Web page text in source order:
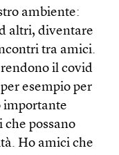
ambiente:
altri, diventare
tra amici.
il covid
esempio per
importante
possano
Ho amici che